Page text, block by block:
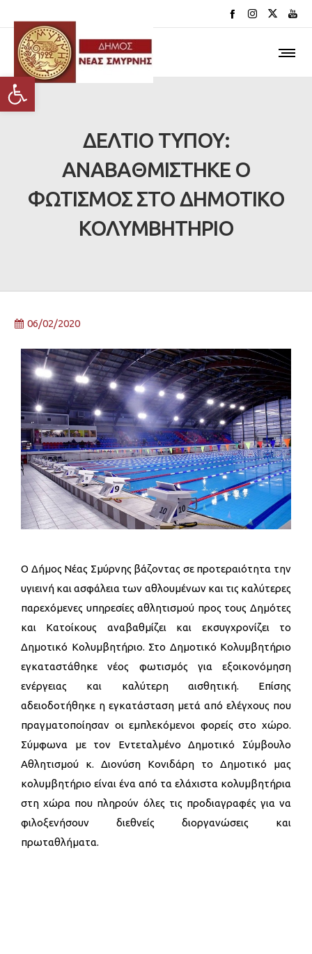
Ανοίξτε τη γραμμή εργαλείων
ΔΕΛΤΙΟ ΤΥΠΟΥ:
ΑΝΑΒΑΘΜΙΣΤΗΚΕ Ο
ΦΩΤΙΣΜΟΣ ΣΤΟ ΔΗΜΟΤΙΚΟ
ΚΟΛΥΜΒΗΤΗΡΙΟ
06/02/2020
Ο Δήμος Νέας Σμύρνης βάζοντας σε προτεραιότητα την
υγιεινή και ασφάλεια των αθλουμένων και τις καλύτερες
παρεχόμενες υπηρεσίες αθλητισμού προς τους Δημότες
και Κατοίκους αναβαθμίζει και εκσυγχρονίζει το
Δημοτικό Κολυμβητήριο. Στο Δημοτικό Κολυμβητήριο
εγκαταστάθηκε νέος φωτισμός για εξοικονόμηση
ενέργειας και καλύτερη αισθητική. Επίσης
αδειοδοτήθηκε η εγκατάσταση μετά από ελέγχους που
πραγματοποίησαν οι εμπλεκόμενοι φορείς στο χώρο.
Σύμφωνα με τον Εντεταλμένο Δημοτικό Σύμβουλο
Αθλητισμού κ. Διονύση Κονιδάρη το Δημοτικό μας
κολυμβητήριο είναι ένα από τα ελάχιστα κολυμβητήρια
στη χώρα που πληρούν όλες τις προδιαγραφές για να
φιλοξενήσουν διεθνείς διοργανώσεις και
πρωταθλήματα.